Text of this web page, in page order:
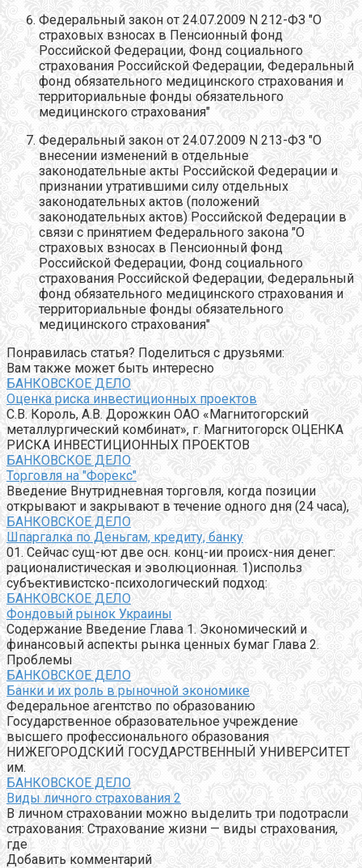
Федеральный закон от 24.07.2009 N 212-ФЗ "О
страховых взносах в Пенсионный фонд
Российской Федерации, Фонд социального
страхования Российской Федерации, Федеральный
фонд обязательного медицинского страхования и
территориальные фонды обязательного
медицинского страхования"
Федеральный закон от 24.07.2009 N 213-ФЗ "О
внесении изменений в отдельные
законодательные акты Российской Федерации и
признании утратившими силу отдельных
законодательных актов (положений
законодательных актов) Российской Федерации в
связи с принятием Федерального закона "О
страховых взносах в Пенсионный фонд
Российской Федерации, Фонд социального
страхования Российской Федерации, Федеральный
фонд обязательного медицинского страхования и
территориальные фонды обязательного
медицинского страхования"
Понравилась статья? Поделиться с друзьями:
Вам также может быть интересно
БАНКОВСКОЕ ДЕЛО
Оценка риска инвестиционных проектов
С.В. Король, А.В. Дорожкин ОАО «Магнитогорский
металлургический комбинат», г. Магнитогорск ОЦЕНКА
РИСКА ИНВЕСТИЦИОННЫХ ПРОЕКТОВ
БАНКОВСКОЕ ДЕЛО
Торговля на "Форекс"
Введение Внутридневная торговля, когда позиции
открывают и закрывают в течение одного дня (24 часа),
БАНКОВСКОЕ ДЕЛО
Шпаргалка по Деньгам, кредиту, банку
01. Сейчас сущ-ют две осн. конц-ии происх-ния денег:
рационалистическая и эволюционная. 1)использ
субъективистско-психологический подход:
БАНКОВСКОЕ ДЕЛО
Фондовый рынок Украины
Содержание Введение Глава 1. Экономический и
финансовый аспекты рынка ценных бумаг Глава 2.
Проблемы
БАНКОВСКОЕ ДЕЛО
Банки и их роль в рыночной экономике
Федеральное агентство по образованию
Государственное образовательное учреждение
высшего профессионального образования
НИЖЕГОРОДСКИЙ ГОСУДАРСТВЕННЫЙ УНИВЕРСИТЕТ
им.
БАНКОВСКОЕ ДЕЛО
Виды личного страхования 2
В личном страховании можно выделить три подотрасли
страхования: Страхование жизни — виды страхования,
где
Добавить комментарий